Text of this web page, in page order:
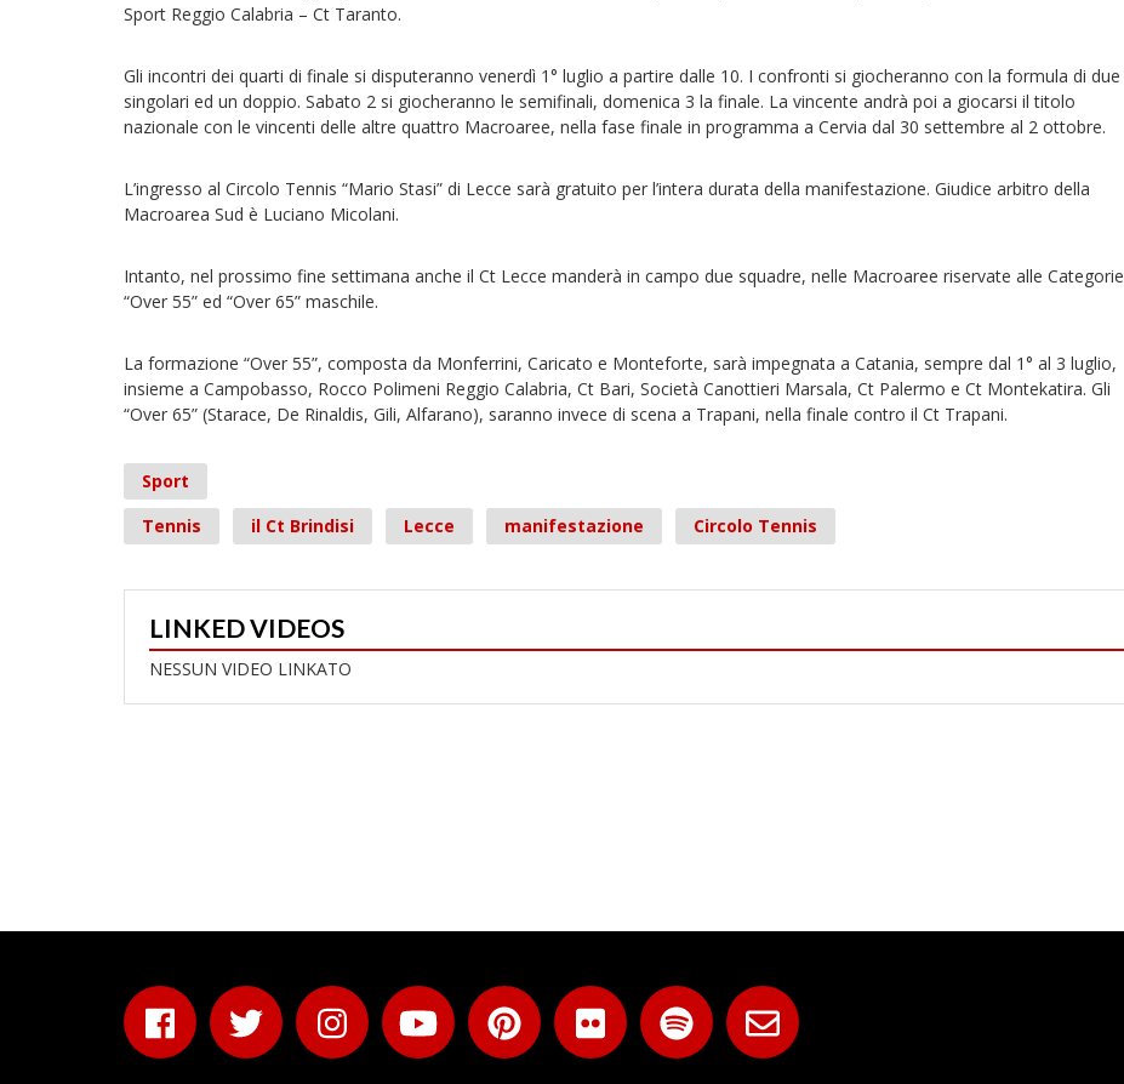
Sport Reggio Calabria – Ct Taranto.
Gli incontri dei quarti di finale si disputeranno venerdì 1° luglio a partire dalle 10. I confronti si giocheranno con la formula di due
singolari ed un doppio. Sabato 2 si giocheranno le semifinali, domenica 3 la finale. La vincente andrà poi a giocarsi il titolo
nazionale con le vincenti delle altre quattro Macroaree, nella fase finale in programma a Cervia dal 30 settembre al 2 ottobre.
L’ingresso al Circolo Tennis “Mario Stasi” di Lecce sarà gratuito per l’intera durata della manifestazione. Giudice arbitro della
Macroarea Sud è Luciano Micolani.
Intanto, nel prossimo fine settimana anche il Ct Lecce manderà in campo due squadre, nelle Macroaree riservate alle Categorie
“Over 55” ed “Over 65” maschile.
La formazione “Over 55”, composta da Monferrini, Caricato e Monteforte, sarà impegnata a Catania, sempre dal 1° al 3 luglio,
insieme a Campobasso, Rocco Polimeni Reggio Calabria, Ct Bari, Società Canottieri Marsala, Ct Palermo e Ct Montekatira. Gli
“Over 65” (Starace, De Rinaldis, Gili, Alfarano), saranno invece di scena a Trapani, nella finale contro il Ct Trapani.
Sport
Tennis
il Ct Brindisi Lecce manifestazione Circolo Tennis
LINKED VIDEOS
NESSUN VIDEO LINKATO